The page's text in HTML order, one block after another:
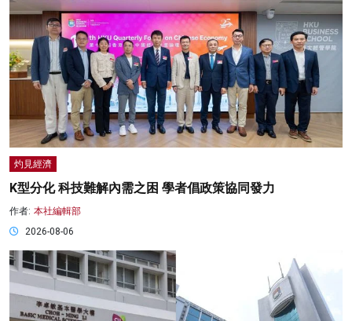
灼見經濟
K型分化 科技難解內需之困 學者倡政策協同發力
作者: 本社編輯部
2026-08-06